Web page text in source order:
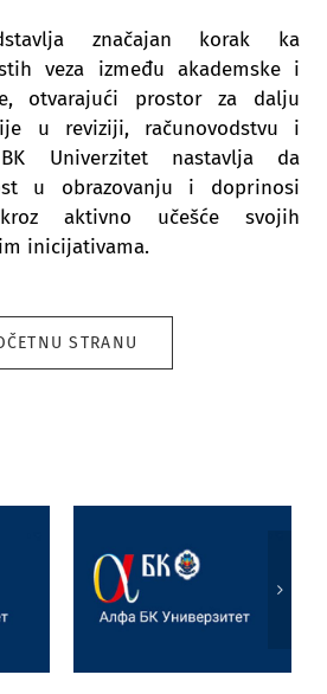
značajan korak ka
veza između akademske i
otvarajući prostor za dalju
u reviziji, računovodstvu i
Univerzitet nastavlja da
u obrazovanju i doprinosi
aktivno učešće svojih
inicijativama.
STRANU
Marijane
Joksimović
Univerzitetu u